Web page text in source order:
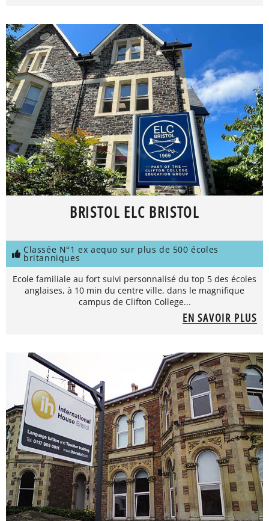
BRISTOL ELC BRISTOL
Classée N°1 ex aequo sur plus de 500 écoles
britanniques
Ecole familiale au fort suivi personnalisé du top 5 des écoles
anglaises, à 10 min du centre ville, dans le magnifique
campus de Clifton College...
EN SAVOIR PLUS